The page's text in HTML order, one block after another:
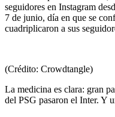
seguidores en Instagram
7 de junio, día en que se
cuadriplicaron a sus
(Crédito: Crowdtangle)
La medicina es clara: gran
del PSG pasaron el Inter. Y